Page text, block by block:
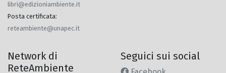
libri@edizioniambiente.it
Posta certificata:
reteambiente@unapec.it
Network di
ReteAmbiente
Seguici sui social